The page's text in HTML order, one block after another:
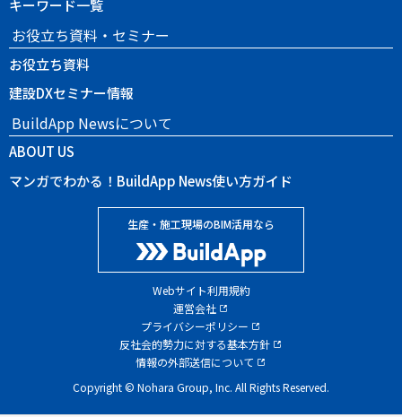
キーワード一覧
お役立ち資料・セミナー
お役立ち資料
建設DXセミナー情報
BuildApp Newsについて
ABOUT US
マンガでわかる！BuildApp News使い方ガイド
生産・施工現場のBIM活用なら
Webサイト利用規約
運営会社
プライバシーポリシー
反社会的勢力に対する基本方針
情報の外部送信について
Copyright © Nohara Group, Inc. All Rights Reserved.